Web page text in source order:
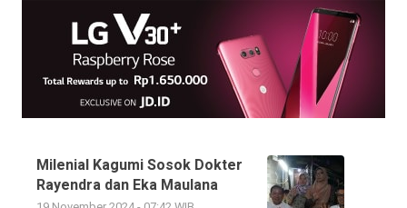
Milenial Kagumi Sosok Dokter
Rayendra dan Eka Maulana